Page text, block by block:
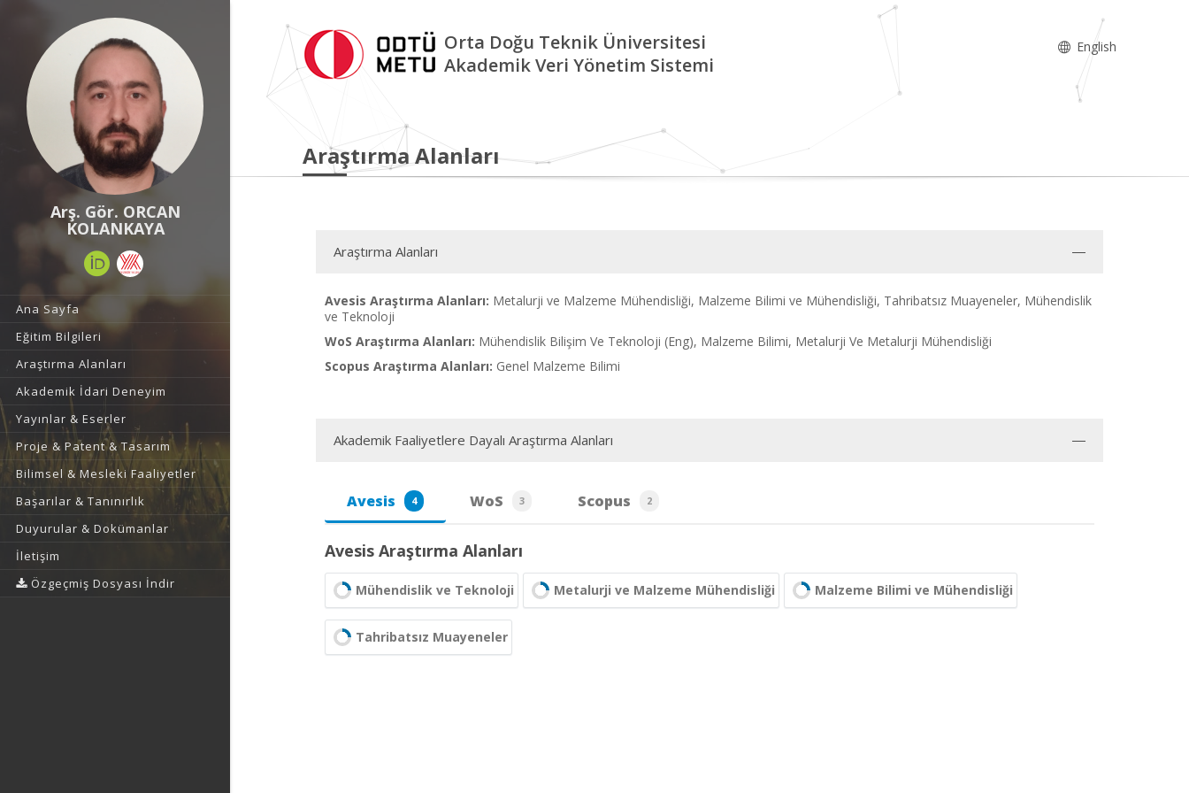
Arş. Gör. ORCAN
KOLANKAYA
Ana Sayfa
Eğitim Bilgileri
Araştırma Alanları
Akademik İdari Deneyim
Yayınlar & Eserler
Proje & Patent & Tasarım
Bilimsel & Mesleki Faaliyetler
Başarılar & Tanınırlık
Duyurular & Dokümanlar
İletişim
Özgeçmiş Dosyası İndir
Orta Doğu Teknik Üniversitesi
Akademik Veri Yönetim Sistemi
English
Araştırma Alanları
Araştırma Alanları
Avesis Araştırma Alanları: Metalurji ve Malzeme Mühendisliği, Malzeme Bilimi ve Mühendisliği, Tahribatsız Muayeneler, Mühendislik
ve Teknoloji
WoS Araştırma Alanları: Mühendislik Bilişim Ve Teknoloji (Eng), Malzeme Bilimi, Metalurji Ve Metalurji Mühendisliği
Scopus Araştırma Alanları: Genel Malzeme Bilimi
Akademik Faaliyetlere Dayalı Araştırma Alanları
Avesis 4 WoS 3 Scopus 2
Avesis Araştırma Alanları
Mühendislik ve Teknoloji Metalurji ve Malzeme Mühendisliği Malzeme Bilimi ve Mühendisliği
Tahribatsız Muayeneler